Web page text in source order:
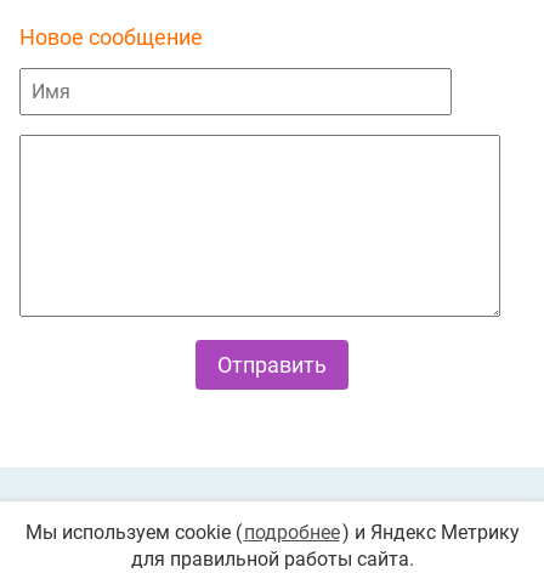
Новое сообщение
© 2026 «Играемся». Все права защищены. Любое
Мы используем cookie (подробнее) и Яндекс Метрику
для правильной работы сайта.